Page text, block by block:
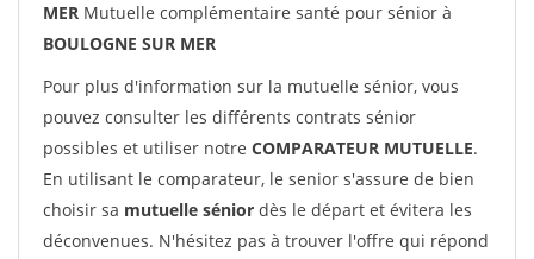
MER Mutuelle complémentaire santé pour sénior à
BOULOGNE SUR MER
Pour plus d'information sur la mutuelle sénior, vous
pouvez consulter les différents contrats sénior
possibles et utiliser notre COMPARATEUR MUTUELLE.
En utilisant le comparateur, le senior s'assure de bien
choisir sa mutuelle sénior dès le départ et évitera les
déconvenues. N'hésitez pas à trouver l'offre qui répond